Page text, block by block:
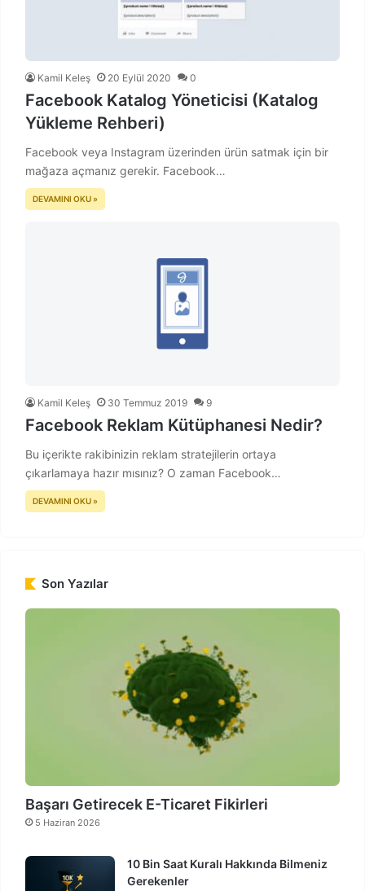
Kamil Keleş 20 Eylül 2020 0
Facebook Katalog Yöneticisi (Katalog
Yükleme Rehberi)
Facebook veya Instagram üzerinden ürün satmak için bir
mağaza açmanız gerekir. Facebook…
DEVAMINI OKU »
Kamil Keleş 30 Temmuz 2019 9
Facebook Reklam Kütüphanesi Nedir?
Bu içerikte rakibinizin reklam stratejilerin ortaya
çıkarlamaya hazır mısınız? O zaman Facebook…
DEVAMINI OKU »
Son Yazılar
Başarı Getirecek E-Ticaret Fikirleri
5 Haziran 2026
10 Bin Saat Kuralı Hakkında Bilmeniz
Gerekenler